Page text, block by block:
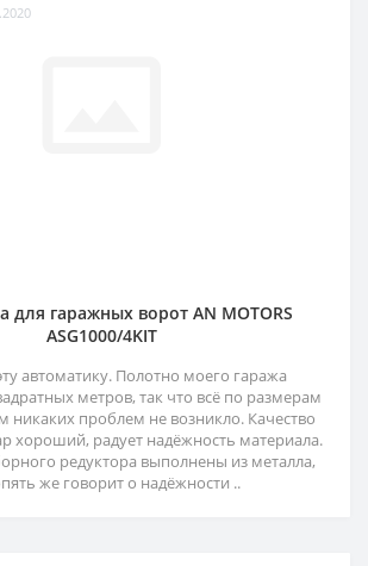
для гаражных ворот AN MOTORS
ASG1000/4KIT
автоматику. Полотно моего гаража
метров, так что всё по размерам
никаких проблем не возникло. Качество
хороший, радует надёжность материала.
редуктора выполнены из металла,
же говорит о надёжности ..